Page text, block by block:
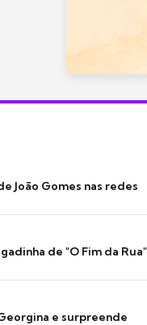
João Gomes nas redes
de "O Fim da Rua"
e surpreende